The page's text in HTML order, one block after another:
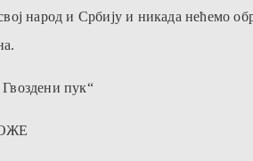
народ и Србију и никада нећемо
пук“